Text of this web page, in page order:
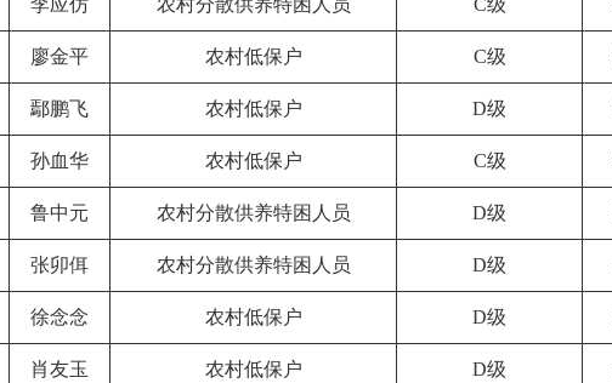
李应仿 农村分散供养特困人员 C级
廖金平 农村低保户 C级
鄢鹏飞 农村低保户 D级
孙血华 农村低保户 C级
鲁中元 农村分散供养特困人员 D级
张卯佴 农村分散供养特困人员 D级
徐念念 农村低保户 D级
肖友玉 农村低保户 D级